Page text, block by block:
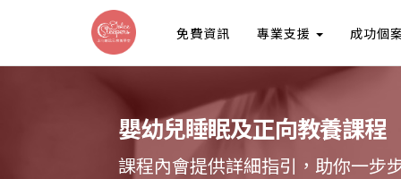
免費資訊 專業支援 成功個
嬰幼兒睡眠及正向教養課程
課程內會提供詳細指引，助你一步